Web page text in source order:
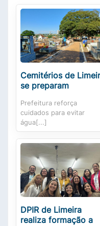
Cemitérios de
se preparam
Prefeitura reforça
cuidados para evitar
água[...]
DPIR de Limeira
realiza formação a